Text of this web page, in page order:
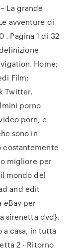
La grande
avventure di
. Pagina 1 di 32
Home;
Film;
Twitter.
porno
porn, e
sono in
costantemente
migliore per
mondo del
and edit
eBay per
sirenetta dvd}.
casa, in tutta
2 - Ritorno